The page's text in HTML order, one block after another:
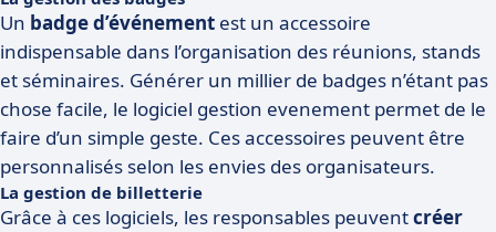
Un badge d’événement est un accessoire
indispensable dans l’organisation des réunions, stands
et séminaires. Générer un millier de badges n’étant pas
chose facile, le logiciel gestion evenement permet de le
faire d’un simple geste. Ces accessoires peuvent être
personnalisés selon les envies des organisateurs.
La gestion de billetterie
Grâce à ces logiciels, les responsables peuventcréer